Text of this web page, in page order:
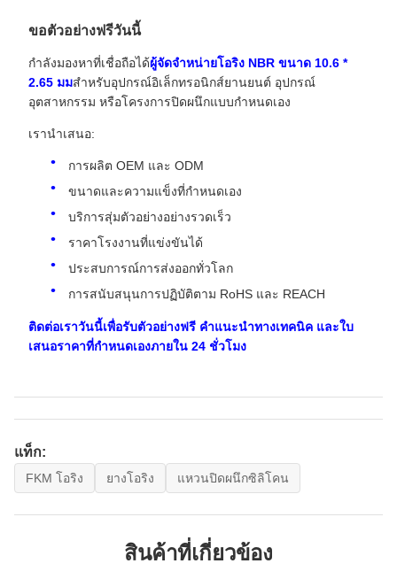
ขอตัวอย่างฟรีวันนี้
กำลังมองหาที่เชื่อถือได้ผู้จัดจำหน่ายโอริง NBR ขนาด 10.6 *
2.65 มมสำหรับอุปกรณ์อิเล็กทรอนิกส์ยานยนต์ อุปกรณ์
อุตสาหกรรม หรือโครงการปิดผนึกแบบกำหนดเอง
เรานำเสนอ:
การผลิต OEM และ ODM
ขนาดและความแข็งที่กำหนดเอง
บริการสุ่มตัวอย่างอย่างรวดเร็ว
ราคาโรงงานที่แข่งขันได้
ประสบการณ์การส่งออกทั่วโลก
การสนับสนุนการปฏิบัติตาม RoHS และ REACH
ติดต่อเราวันนี้เพื่อรับตัวอย่างฟรี คำแนะนำทางเทคนิค และใบ
เสนอราคาที่กำหนดเองภายใน 24 ชั่วโมง
แท็ก:
FKM โอริง ยางโอริง แหวนปิดผนึกซิลิโคน
สินค้าที่เกี่ยวข้อง